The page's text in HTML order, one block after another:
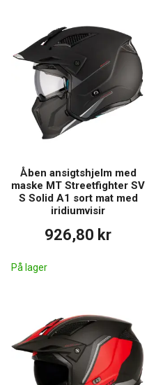
Åben ansigtshjelm med
maske MT Streetfighter SV
S Solid A1 sort mat med
iridiumvisir
926,80 kr
På lager